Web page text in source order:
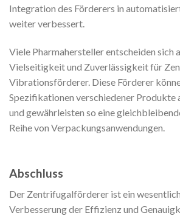
Integration des Förderers in
weiter verbessert.
Viele Pharmahersteller entscheiden sich
Vielseitigkeit und Zuverlässigkeit für
Vibrationsförderer. Diese Förderer
Spezifikationen verschiedener Produkte
und gewährleisten so eine
Reihe von Verpackungsanwendungen.
Abschluss
Der Zentrifugalförderer ist ein
Verbesserung der Effizienz und